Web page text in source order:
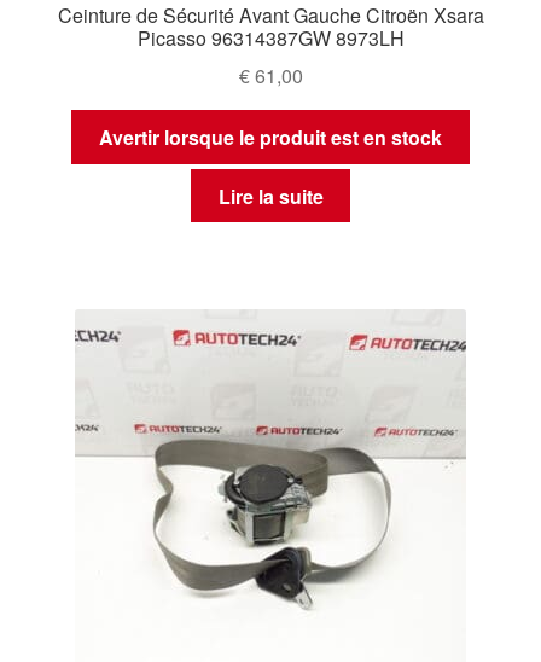
Ceinture de Sécurité Avant Gauche Citroën Xsara
Picasso 96314387GW 8973LH
€61,00
Avertir lorsque le produit est en stock
Lire la suite